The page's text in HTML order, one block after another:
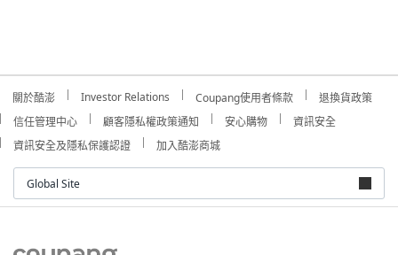
關於酷澎 Investor Relations Coupang使用者條款
退換貨政策
信任管理中心
顧客隱私權政策通知 安心購物
資訊安全
資訊安全及隱私保護認證
加入酷澎商城
Global Site